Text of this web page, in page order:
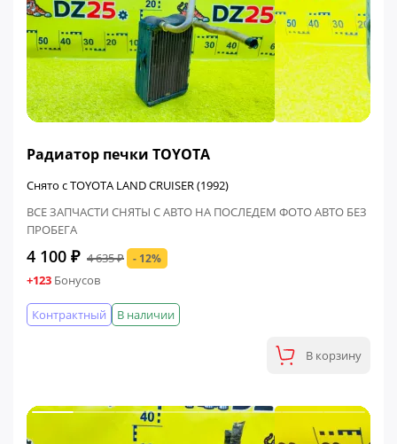
Радиатор печки TOYOTA
Снято с TOYOTA LAND CRUISER (1992)
ВСЕ ЗАПЧАСТИ СНЯТЫ С АВТО НА ПОСЛЕДЕМ ФОТО АВТО БЕЗ
ПРОБЕГА
4 100 ₽ 4 635 ₽ - 12%
+123 Бонусов
В наличии
Контрактный
В корзину